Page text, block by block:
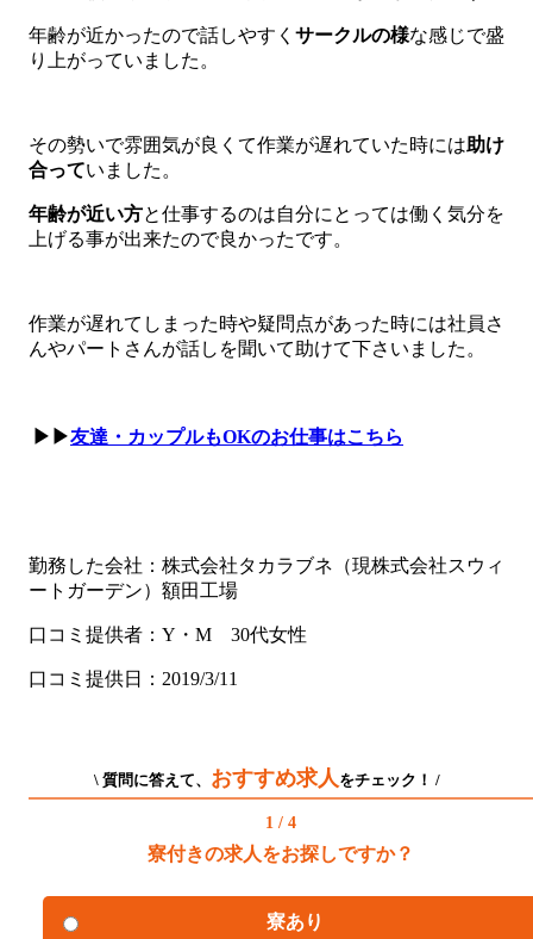
年齢が近かったので話しやすく サークルの様な感じで盛
り上がっていました。
その勢いで雰囲気が良くて作業が遅れていた時には助け
合っていました。
年齢が近い方と仕事するのは自分にとっては働く気分を
上げる事が出来たので良かったです。
作業が遅れてしまった時や疑問点があった時には社員さ
んやパートさんが話しを聞いて助けて下さいました。
▶▶友達・カップルもOKのお仕事はこちら
勤務した会社：株式会社タカラブネ（現株式会社スウィ
ートガーデン）額田工場
口コミ提供者：Y・M 30代女性
口コミ提供日：2019/3/11
\ 質問に答えて、 おすすめ求人 をチェック！ /
1 / 4
寮付きの求人をお探しですか？
寮あり